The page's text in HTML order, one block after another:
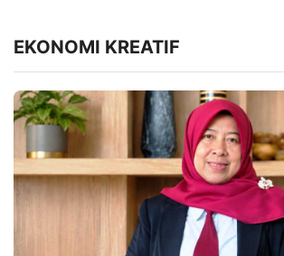
EKONOMI KREATIF